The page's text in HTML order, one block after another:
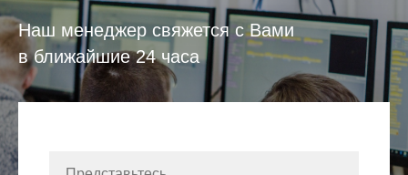
Наш менеджер свяжется с Вами
в ближайшие 24 часа